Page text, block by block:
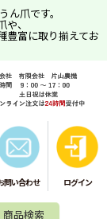
ん爪です。
、
豊富に取り揃えてお
問い合わせ ログイン